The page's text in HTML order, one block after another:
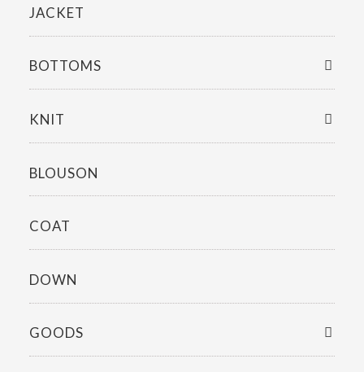
JACKET
BOTTOMS
KNIT
BLOUSON
COAT
DOWN
GOODS